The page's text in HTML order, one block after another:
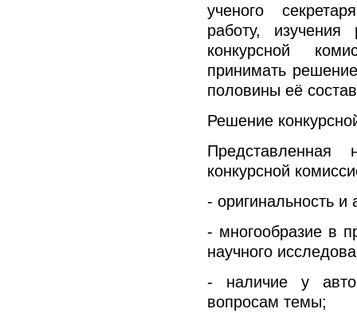
ученого
работу,
конкурсной
принимать
половины её
Решение
Представленная
конкурсной
- оригинальность и
- многообразие в
научного
- наличие у
вопросам темы;